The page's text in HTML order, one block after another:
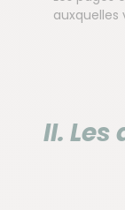
auxquelles
II.